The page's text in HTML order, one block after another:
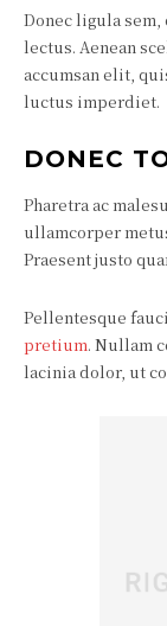
Donec ligula
lectus. Aenean
accumsan elit,
luctus imperdiet.
DONEC
Pharetra ac
ullamcorper
Praesent justo
Pellentesque
pretium. Nullam
lacinia dolor, ut